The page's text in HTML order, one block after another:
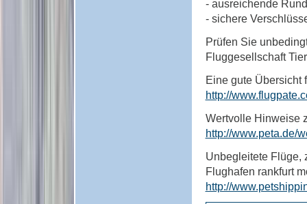
- ausreichende
- sichere
Prüfen Sie
Fluggesellschaft
Eine gute Übersicht
http://
Wertvolle Hinweise
http://www.peta.de/
Unbegleitete Flüge,
Flughafen rankfurt
http://